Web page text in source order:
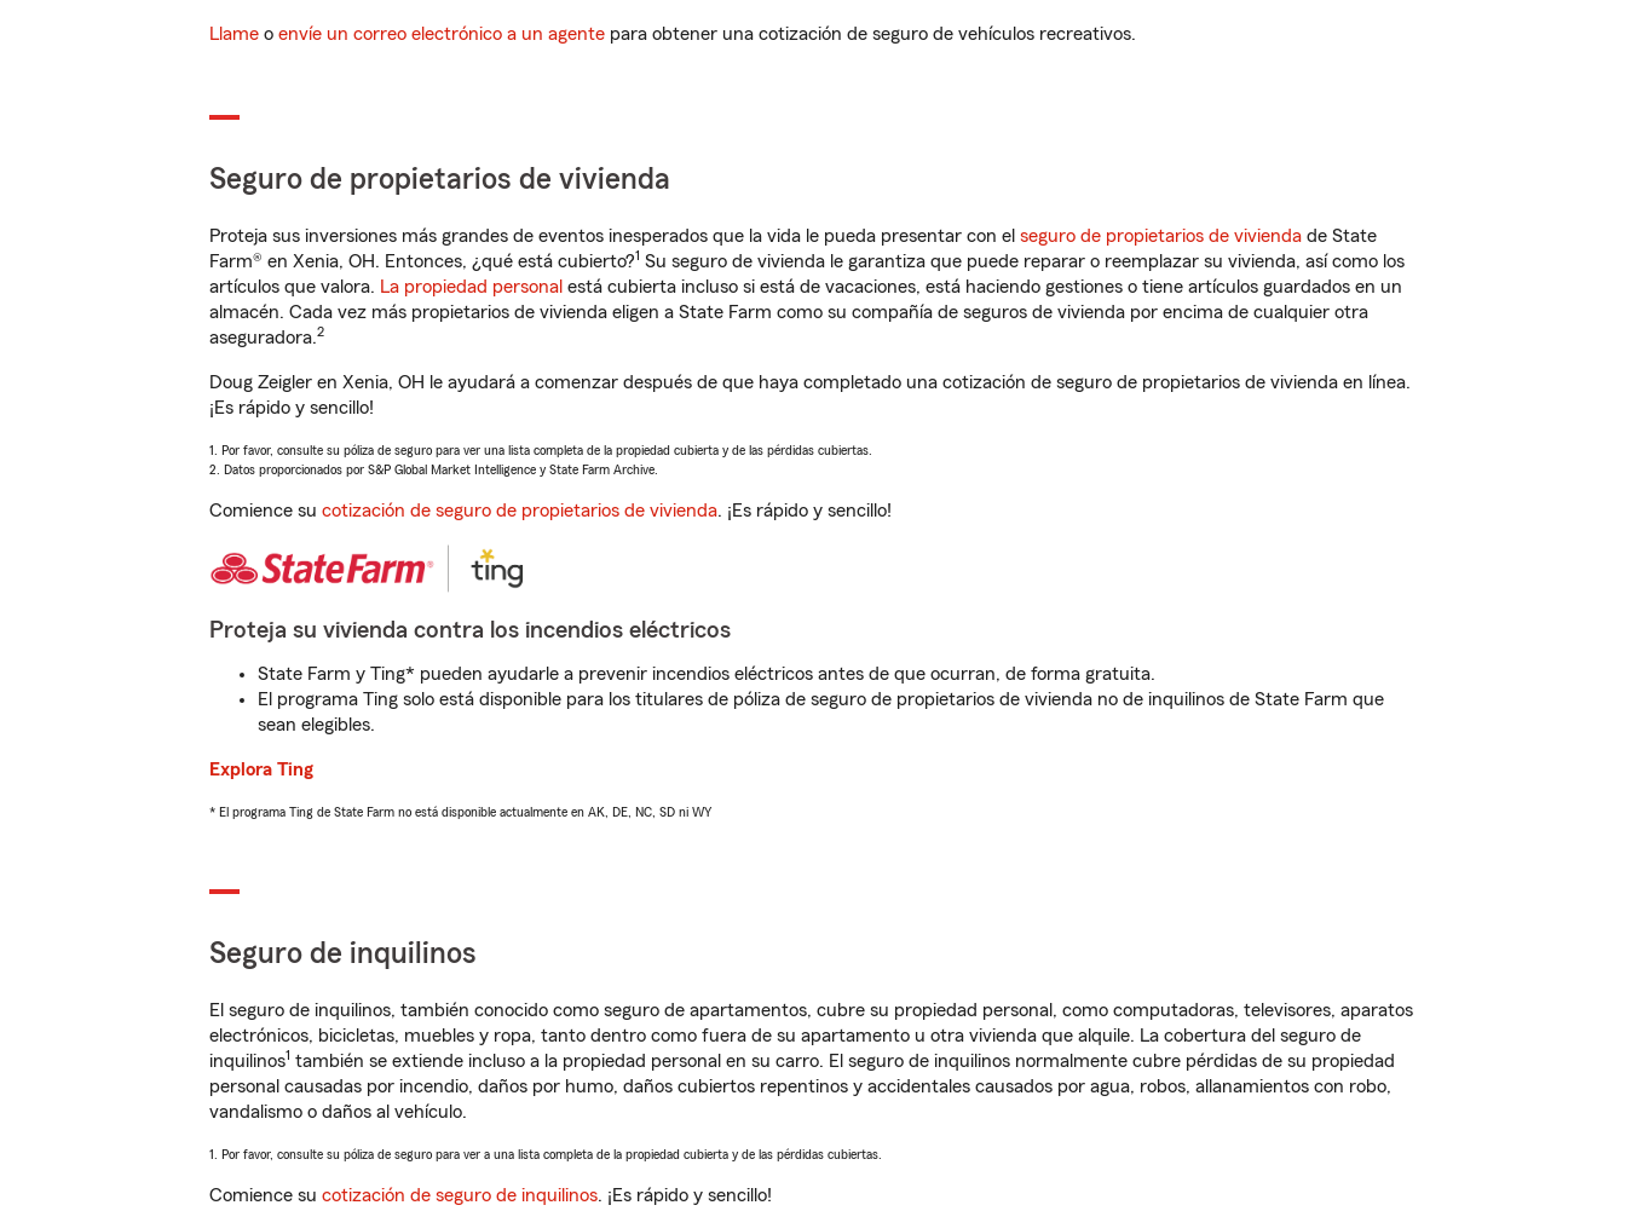
Llame o envíe un correo electrónico a un agente para obtener una cotización de seguro de vehículos recreativos.
Seguro de propietarios de vivienda
Proteja sus inversiones más grandes de eventos inesperados que la vida le pueda presentar con el seguro de propietarios de vivienda de State
Farm® en Xenia, OH. Entonces, ¿qué está cubierto?1 Su seguro de vivienda le garantiza que puede reparar o reemplazar su vivienda, así como los
artículos que valora. La propiedad personal está cubierta incluso si está de vacaciones, está haciendo gestiones o tiene artículos guardados en un
almacén. Cada vez más propietarios de vivienda eligen a State Farm como su compañía de seguros de vivienda por encima de cualquier otra
aseguradora.2
Doug Zeigler en Xenia, OH le ayudará a comenzar después de que haya completado una cotización de seguro de propietarios de vivienda en línea.
¡Es rápido y sencillo!
1. Por favor, consulte su póliza de seguro para ver una lista completa de la propiedad cubierta y de las pérdidas cubiertas.
2. Datos proporcionados por S&P Global Market Intelligence y State Farm Archive.
Comience su cotización de seguro de propietarios de vivienda. ¡Es rápido y sencillo!
Proteja su vivienda contra los incendios eléctricos
State Farm y Ting* pueden ayudarle a prevenir incendios eléctricos antes de que ocurran, de forma gratuita.
El programa Ting solo está disponible para los titulares de póliza de seguro de propietarios de vivienda no de inquilinos de State Farm que
sean elegibles.
Explora Ting
* El programa Ting de State Farm no está disponible actualmente en AK, DE, NC, SD ni WY
Seguro de inquilinos
El seguro de inquilinos, también conocido como seguro de apartamentos, cubre su propiedad personal, como computadoras, televisores, aparatos
electrónicos, bicicletas, muebles y ropa, tanto dentro como fuera de su apartamento u otra vivienda que alquile. La cobertura del seguro de
inquilinos1 también se extiende incluso a la propiedad personal en su carro. El seguro de inquilinos normalmente cubre pérdidas de su propiedad
personal causadas por incendio, daños por humo, daños cubiertos repentinos y accidentales causados por agua, robos, allanamientos con robo,
vandalismo o daños al vehículo.
1. Por favor, consulte su póliza de seguro para ver a una lista completa de la propiedad cubierta y de las pérdidas cubiertas.
Comience su cotización de seguro de inquilinos. ¡Es rápido y sencillo!